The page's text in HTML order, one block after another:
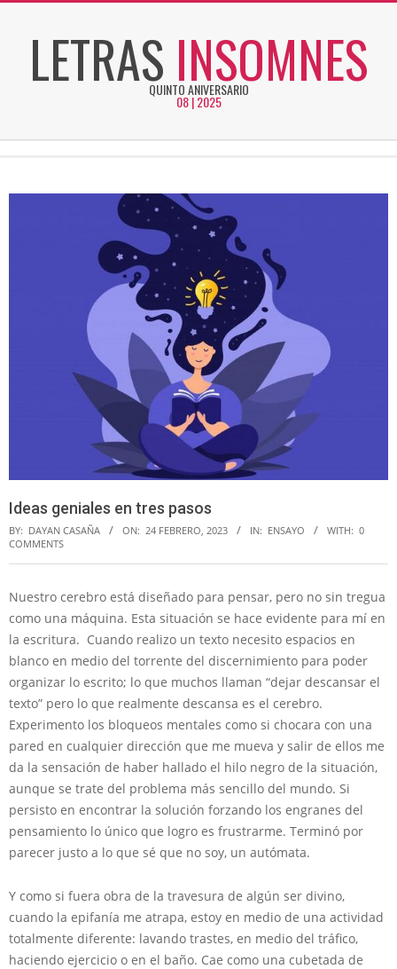
LETRAS INSOMNES
QUINTO ANIVERSARIO
08 | 2025
Menu
Ideas geniales en tres pasos
BY: DAYAN CASAÑA ON: 24 FEBRERO, 2023 IN: ENSAYO WITH: 0
COMMENTS
Nuestro cerebro está diseñado para pensar, pero no sin tregua
como una máquina. Esta situación se hace evidente para mí en
la escritura. Cuando realizo un texto necesito espacios en
blanco en medio del torrente del discernimiento para poder
organizar lo escrito; lo que muchos llaman “dejar descansar el
texto” pero lo que realmente descansa es el cerebro.
Experimento los bloqueos mentales como si chocara con una
pared en cualquier dirección que me mueva y salir de ellos me
da la sensación de haber hallado el hilo negro de la situación,
aunque se trate del problema más sencillo del mundo. Si
persisto en encontrar la solución forzando los engranes del
pensamiento lo único que logro es frustrarme. Terminó por
parecer justo a lo que sé que no soy, un autómata.
Y como si fuera obra de la travesura de algún ser divino,
cuando la epifanía me atrapa, estoy en medio de una actividad
totalmente diferente: lavando trastes, en medio del tráfico,
haciendo ejercicio o en el baño. Cae como una cubetada de